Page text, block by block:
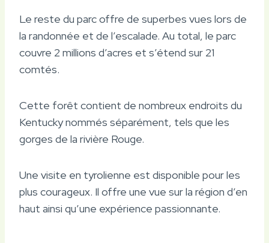
Le reste du parc offre de superbes vues lors de
la randonnée et de l’escalade. Au total, le parc
couvre 2 millions d’acres et s’étend sur 21
comtés.
Cette forêt contient de nombreux endroits du
Kentucky nommés séparément, tels que les
gorges de la rivière Rouge.
Une visite en tyrolienne est disponible pour les
plus courageux. Il offre une vue sur la région d’en
haut ainsi qu’une expérience passionnante.